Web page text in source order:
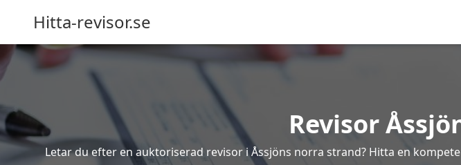
Hitta-revisor.se
Revisor
Letar du efter en auktoriserad revisor i Åssjöns norra strand? Hitta en